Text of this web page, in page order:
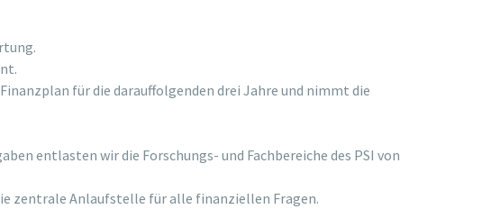
für die darauffolgenden drei Jahre und nimmt die
entlasten wir die Forschungs- und Fachbereiche des PSI von
zentrale Anlaufstelle für alle finanziellen Fragen.